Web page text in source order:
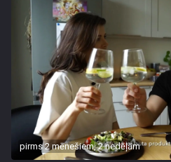
pirms 2 mēnešiem, 2 nedēļām